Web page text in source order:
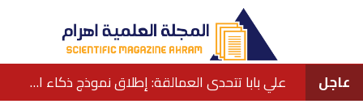
عاجل
علي بابا تتحدى العمالقة: إطلاق نموذج ذكاء اصطناعي ينافس كبار الشركات الأمريكية